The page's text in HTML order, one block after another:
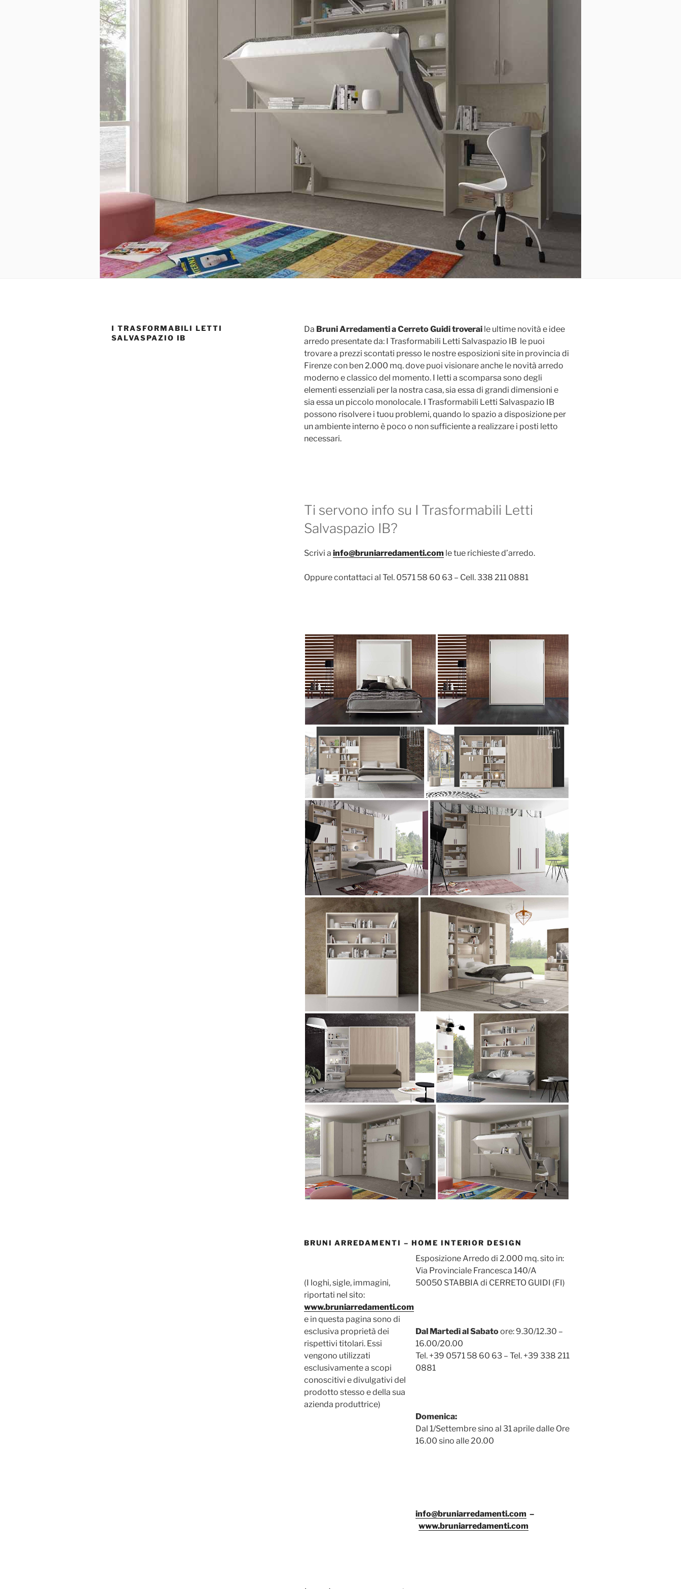
I TRASFORMABILI LETTI
SALVASPAZIO IB
Da Bruni Arredamenti a Cerreto Guidi troverai le ultime novità e idee
arredo presentate da: I Trasformabili Letti Salvaspazio IB le puoi
trovare a prezzi scontati presso le nostre esposizioni site in provincia di
Firenze con ben 2.000 mq. dove puoi visionare anche le novità arredo
moderno e classico del momento. I letti a scomparsa sono degli
elementi essenziali per la nostra casa, sia essa di grandi dimensioni e
sia essa un piccolo monolocale. I Trasformabili Letti Salvaspazio IB
possono risolvere i tuou problemi, quando lo spazio a disposizione per
un ambiente interno è poco o non sufficiente a realizzare i posti letto
necessari.
Ti servono info su I Trasformabili Letti
Salvaspazio IB?
Scrivi a info@bruniarredamenti.com le tue richieste d’arredo.
Oppure contattaci al Tel. 0571 58 60 63 – Cell. 338 211 0881
BRUNI ARREDAMENTI – HOME INTERIOR DESIGN
Esposizione Arredo di 2.000 mq. sito in:
Via Provinciale Francesca 140/A
50050 STABBIA di CERRETO GUIDI (FI)
Dal Martedì al Sabatoore: 9.30/12.30 –
16.00/20.00
Tel. +39 0571 58 60 63 – Tel. +39 338 211
0881
Domenica:
Dal 1/Settembre sino al 31 aprile dalle Ore
16.00 sino alle 20.00
info@bruniarredamenti.com –
www.bruniarredamenti.com
(I loghi, sigle, immagini,
riportati nel sito:
www.bruniarredamenti.com
e in questa pagina sono di
esclusiva proprietà dei
rispettivi titolari. Essi
vengono utilizzati
esclusivamente a scopi
conoscitivi e divulgativi del
prodotto stesso e della sua
azienda produttrice)